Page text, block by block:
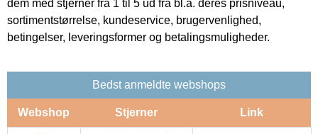
dem med stjerner fra 1 til 5 ud fra bl.a. deres prisniveau,
sortimentstørrelse, kundeservice, brugervenlighed,
betingelser, leveringsformer og betalingsmuligheder.
Bedst anmeldte webshops
Webshop Stjerner Link